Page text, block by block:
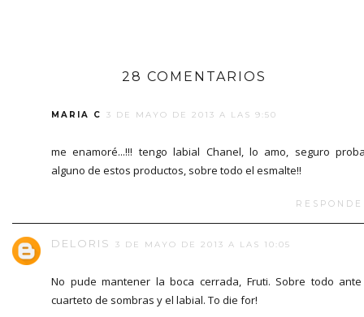
28 COMENTARIOS
MARIA C 3 DE MAYO DE 2013 A LAS 9:50
me enamoré...!!! tengo labial Chanel, lo amo, seguro
alguno de estos productos, sobre todo el esmalte!!
DELORIS 3 DE MAYO DE 2013 A LAS 10:05
No pude mantener la boca cerrada, Fruti. Sobre todo
cuarteto de sombras y el labial. To die for!